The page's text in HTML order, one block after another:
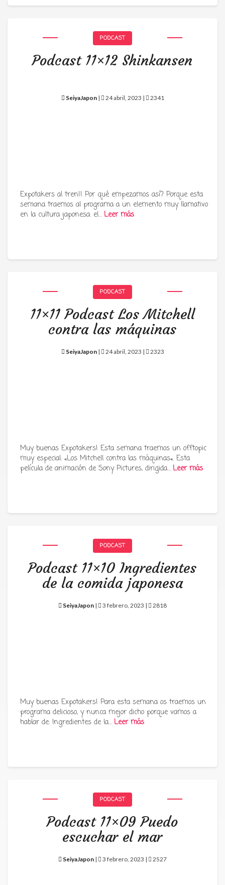
PODCAST
Podcast 11×12 Shinkansen
SeiyaJapon| 24 abril, 2023 | 2341
Expotakers al tren!! Por qué empezamos así? Porque esta
semana traemos al programa a un elemento muy llamativo
en la cultura japonesa: el… Leer más
PODCAST
11×11 Podcast Los Mitchell
contra las máquinas
SeiyaJapon| 24 abril, 2023 | 2323
Muy buenas Expotakers! Esta semana traemos un offtopic
muy especial: «Los Mitchell contra las máquinas«. Esta
película de animación de Sony Pictures, dirigida… Leer más
PODCAST
Podcast 11×10 Ingredientes
de la comida japonesa
SeiyaJapon | 3 febrero, 2023 | 2818
Muy buenas Expotakers! Para esta semana os traemos un
programa delicioso, y nunca mejor dicho porque vamos a
hablar de: Ingredientes de la… Leer más
PODCAST
Podcast 11×09 Puedo
escuchar el mar
SeiyaJapon | 3 febrero, 2023 | 2527